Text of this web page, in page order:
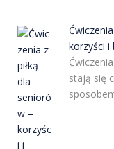
korzyści i
stają się